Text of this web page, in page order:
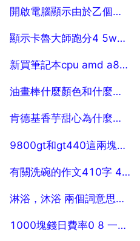
2025-07-25 開啟電腦顯示由於乙個軟體錯誤，windows無法啟動，要怎麼辦？？急急急急
2025-07-25 顯示卡魯大師跑分4 5w的大概什麼型號
2025-07-25 新買筆記本cpu amd a8 7200p 玩遊戲時發熱好大，排風口感覺很燙手很熱，同學
2025-07-25 油畫棒什麼顏色和什麼顏色能調出來檸檬黃
2025-07-25 肯德基香芋甜心為什麼不賣了
2025-07-25 9800gt和gt440這兩塊顯示卡，哪個好啊？
2025-07-25 有關洗碗的作文410字 4年級！
2025-07-25 淋浴，沐浴 兩個詞意思上有什麼區別？
2025-07-25 1000塊錢日費率0 8 一天是多少利息